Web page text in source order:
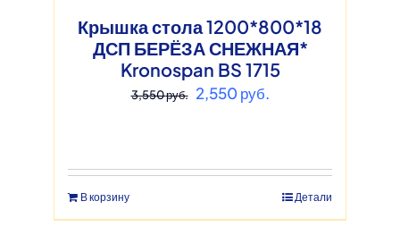
Крышка стола 1200*800*18
ДСП БЕРЁЗА СНЕЖНАЯ*
Kronospan BS 1715
3,550руб. Первоначальная
3,550 руб..
2,550руб.Текущая
В корзину Детали